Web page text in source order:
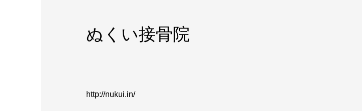
ぬくい接骨院
http://nukui.in/